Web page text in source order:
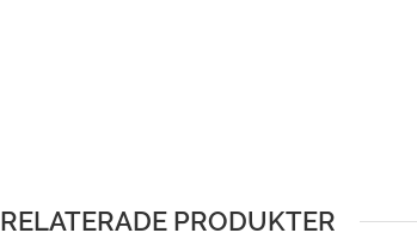
RELATERADE PRODUKTER